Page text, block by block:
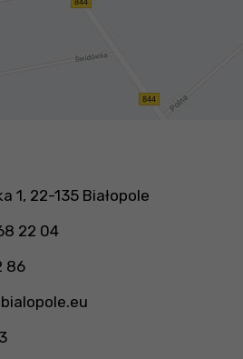
1, 22-135 Białopole
22 04
86